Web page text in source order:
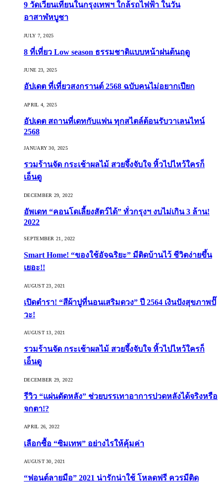
9 วัดเวียนเทียนในกรุงเทพฯ ใกล้รถไฟฟ้า ในวัน
อาสาฬหบูชา
JULY 7, 2025
8 ที่เที่ยว Low season ธรรมชาติแบบหน้าฝนต้นฤดู️
JUNE 23, 2025
อัปเดต ที่เที่ยวสงกรานต์ 2568 ฉบับคนไม่อยากเปียก
APRIL 4, 2025
อัปเดต สถานที่เดทกับแฟน ทุกสไตล์ต้อนรับวาเลนไทน์
2568
JANUARY 30, 2025
รวมร้านจัด กระเช้าผลไม้ สวยจึ้งจับใจ หิ้วไปไหว้ใครก็
เอ็นดู
DECEMBER 29, 2022
อัพเดท “คอนโดเลี้ยงสัตว์ได้” ทั่วกรุงฯ งบไม่เกิน 3 ล้าน!
2022
SEPTEMBER 21, 2022
Smart Home! “ของใช้อัจฉริยะ” มีติดบ้านไว้ ชีวิตง่ายขึ้น
เยอะ!!
AUGUST 23, 2021
เปิดตำรา! “สีผ้าปูที่นอนเสริมดวง” ปี 2564 เงินปังสุขภาพปั๊
วะ!
AUGUST 13, 2021
รวมร้านจัด กระเช้าผลไม้ สวยจึ้งจับใจ หิ้วไปไหว้ใครก็
เอ็นดู
DECEMBER 29, 2022
รีวิว “แผ่นดัดหลัง” ช่วยบรรเทาอาการปวดหลังได้จริงหรือ
จกตา!?
APRIL 26, 2022
เลือกซื้อ “ซิมเทพ” อย่างไรให้คุ้มค่า
AUGUST 30, 2021
“ฟอนต์ลายมือ” 2021 น่ารักน่าใช้ โหลดฟรี ควรมีติด